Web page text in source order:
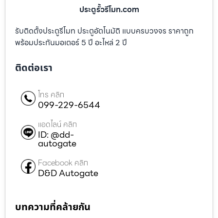
ประตูรั้วรีโมท.com
รับติดตั้งประตูรีโมท ประตูอัตโนมัติ แบบครบวงจร ราคาถูก
พร้อมประกันมอเตอร์ 5 ปี อะไหล่ 2 ปี
ติดต่อเรา
โทร คลิก
099-229-6544
แอดไลน์ คลิก
ID: @dd-
autogate
Facebook คลิก
D&D Autogate
บทความที่คล้ายกัน